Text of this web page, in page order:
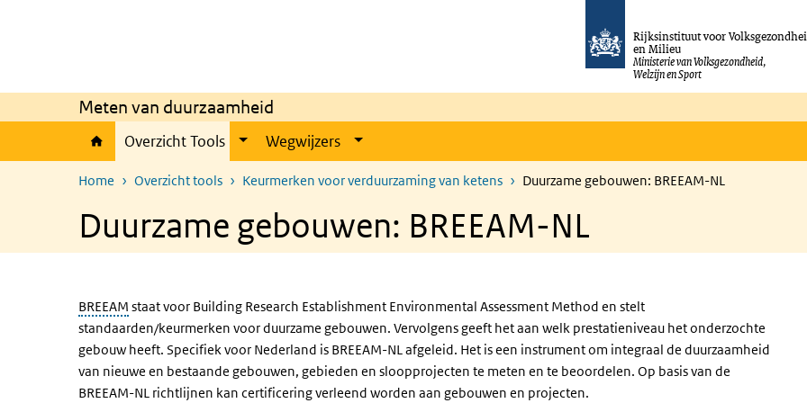
Rijksinstituut voor
en Milieu
Ministerie van Volksgezondheid,
Welzijn en Sport
Meten van duurzaamheid
Overzicht Tools Wegwijzers
Home Overzicht tools Keurmerken voor verduurzaming van ketens Duurzame gebouwen: BREEAM-NL
Duurzame gebouwen: BREEAM-NL
BREEAM staat voor Building Research Establishment Environmental Assessment Method en stelt
standaarden/keurmerken voor duurzame gebouwen. Vervolgens geeft het aan welk prestatieniveau het onderzochte
gebouw heeft. Specifiek voor Nederland is BREEAM-NL afgeleid. Het is een instrument om integraal de duurzaamheid
van nieuwe en bestaande gebouwen, gebieden en sloopprojecten te meten en te beoordelen. Op basis van de
BREEAM-NL richtlijnen kan certificering verleend worden aan gebouwen en projecten.